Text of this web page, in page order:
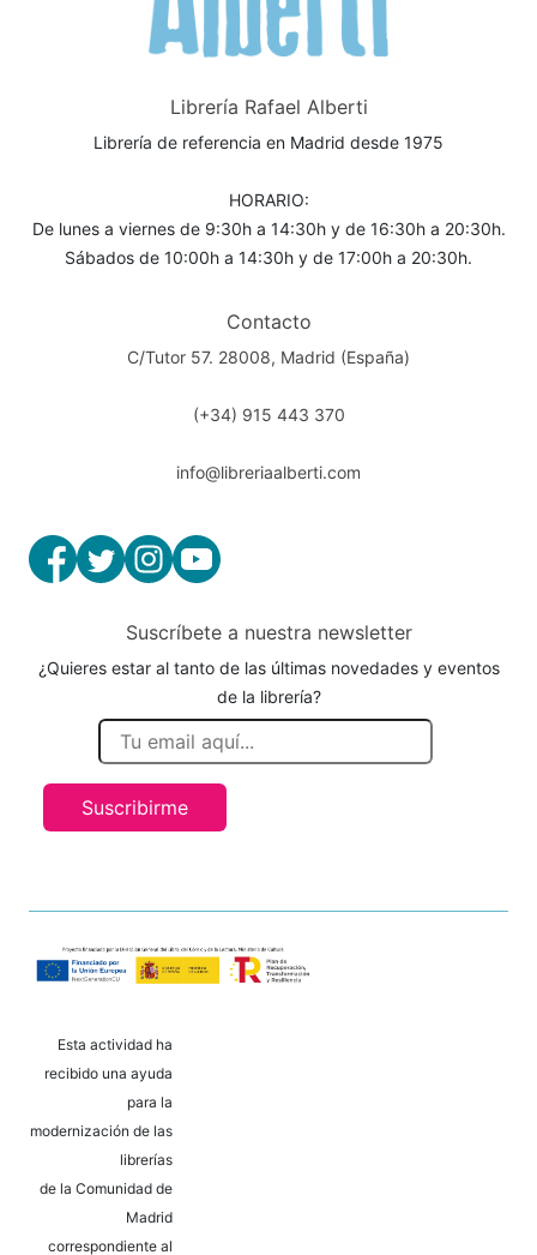
Librería Rafael Alberti
Librería de referencia en Madrid desde 1975
HORARIO:
De lunes a viernes de 9:30h a 14:30h y de 16:30h a 20:30h.
Sábados de 10:00h a 14:30h y de 17:00h a 20:30h.
Contacto
C/Tutor 57. 28008, Madrid (España)
(+34) 915 443 370
info@libreriaalberti.com
Suscríbete a nuestra newsletter
¿Quieres estar al tanto de las últimas novedades y eventos
de la librería?
Suscribirme
Esta actividad ha
recibido una ayuda
para la
modernización de las
librerías
de la Comunidad de
Madrid
correspondiente al